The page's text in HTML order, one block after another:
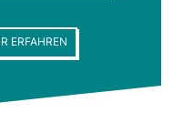
ERFAHREN